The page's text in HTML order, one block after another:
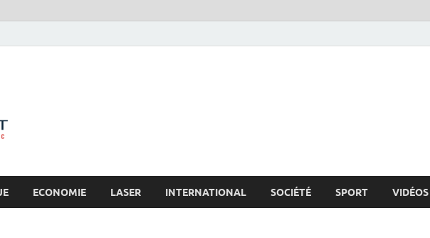
ECONOMIE LASER INTERNATIONAL SOCIÉTÉ SPORT VIDÉOS